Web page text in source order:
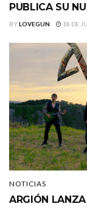
PUBLICA SU
BYLOVEGUN 18 DE
NOTICIAS
ARGIÓN